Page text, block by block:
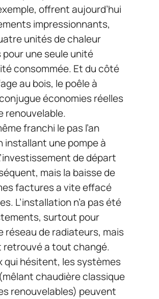
offrent aujourd’hui
impressionnants,
unités de chaleur
une seule unité
consommée. Et du côté
au bois, le poêle à
économies réelles
renouvelable.
franchi le pas l’an
installant une pompe à
de départ
mais la baisse de
factures a vite effacé
L’installation n’a pas été
surtout pour
réseau de radiateurs, mais
retrouvé a tout changé.
qui hésitent, les systèmes
chaudière classique
renouvelables) peuvent